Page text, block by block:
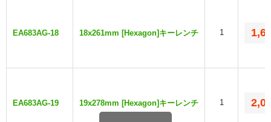
EA683AG-18 18x261mm [Hexagon]キーレンチ 1
EA683AG-19 19x278mm [Hexagon]キーレンチ 1